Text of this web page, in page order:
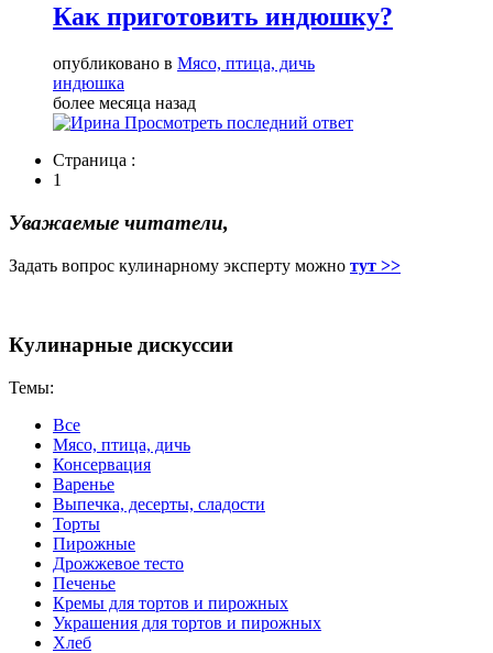
Как приготовить индюшку?
опубликовано в Мясо, птица, дичь
индюшка
более месяца назад
Просмотреть последний ответ
Страница :
1
Уважаемые читатели,
Задать вопрос кулинарному эксперту можно тут >>
Кулинарные дискуссии
Темы:
Все
Мясо, птица, дичь
Консервация
Варенье
Выпечка, десерты, сладости
Торты
Пирожные
Дрожжевое тесто
Печенье
Кремы для тортов и пирожных
Украшения для тортов и пирожных
Хлеб